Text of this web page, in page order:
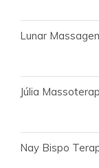
Lunar
Júlia
Nay Bispo